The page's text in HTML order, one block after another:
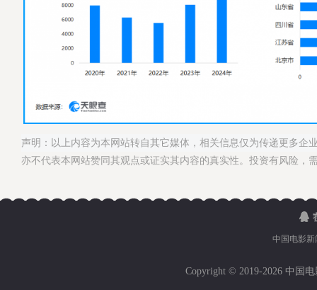
声明：以上内容为本网站转自其它媒体，相关信息仅为传递更多企
亦不代表本网站赞同其观点或证实其内容的真实性。投资有风险，
中国电影新
Copyright © 2019-2026 中国